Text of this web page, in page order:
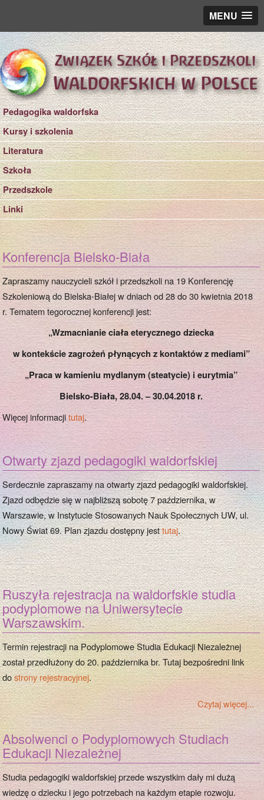
MENU
Pedagogika waldorfska
Kursy i szkolenia
Literatura
Szkoła
Przedszkole
Linki
Konferencja Bielsko-Biała
Zapraszamy nauczycieli szkół i przedszkoli na 19 Konferencję
Szkoleniową do Bielska-Białej w dniach od 28 do 30 kwietnia 2018
r. Tematem tegorocznej konferencji jest:
„Wzmacnianie ciała eterycznego dziecka
w kontekście zagrożeń płynących z kontaktów z mediami”
„Praca w kamieniu mydlanym (steatycie) i eurytmia”
Bielsko-Biała, 28.04. – 30.04.2018 r.
Więcej informacjitutaj.
Otwarty zjazd pedagogiki waldorfskiej
Serdecznie zapraszamy na otwarty zjazd pedagogiki waldorfskiej.
Zjazd odbędzie się w najbliższą sobotę 7 października, w
Warszawie, w Instytucie Stosowanych Nauk Społecznych UW, ul.
Nowy Świat 69. Plan zjazdu dostępny jesttutaj.
Ruszyła rejestracja na waldorfskie studia
podyplomowe na Uniwersytecie
Warszawskim.
Termin rejestracji na Podyplomowe Studia Edukacji Niezależnej
został przedłużony do 20. października br. Tutaj bezpośredni link
dostrony rejestracyjnej.
Czytaj więcej...
Absolwenci o Podyplomowych Studiach
Edukacji Niezależnej
Studia pedagogiki waldorfskiej przede wszystkim dały mi dużą
wiedzę o dziecku i jego potrzebach na każdym etapie rozwoju.